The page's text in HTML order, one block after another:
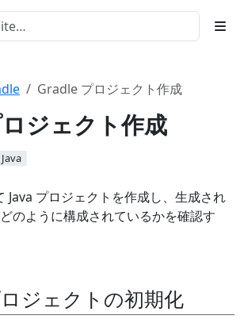
Gradle プロジェクト作成
ジェクト作成
Java
Java プロジェクトを作成し、生成され
のように構成されているかを確認す
ジェクトの初期化